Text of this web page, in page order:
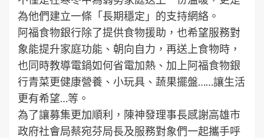
為他們建立一條「長期穩定」的支持網絡。
阿福食物銀行除了提供食物援助，也希望服務對
象能提升家庭功能、朝向自力，再送上食物時，
也同時教導電鍋如何省電加熱、加上阿福食物銀
行青菜更健康營養、小玩具、蔬果擺盤……讓生活
更有希望…等。
為了讓募集更加順利，陳神發理事長感謝高雄市
政府社會局蔡宛芬局長及服務對象們一起攜手呼